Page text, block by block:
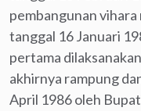
pembangunan vihara
tanggal 16 Januari
pertama
akhirnya rampung
April 1986 oleh